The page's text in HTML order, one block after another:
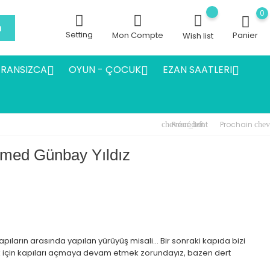
Setting Mon Compte Wish list
0
Panier
 OYUN - ÇOCUK EZAN SAATLERI
chevron_left
Précédent Prochain
Günbay Yıldız
arasında yapılan yürüyüş misali... Bir sonraki kapıda bizi
kapıları açmaya devam etmek zorundayız, bazen dert